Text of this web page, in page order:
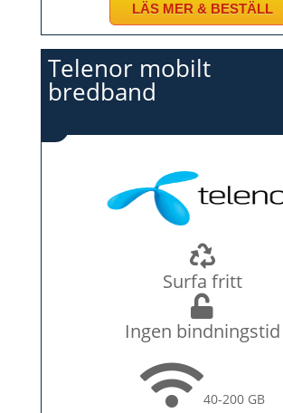
LÄS MER & BESTÄLL
Telenor mobilt
bredband
Surfa fritt
Ingen bindningstid
40-200 GB